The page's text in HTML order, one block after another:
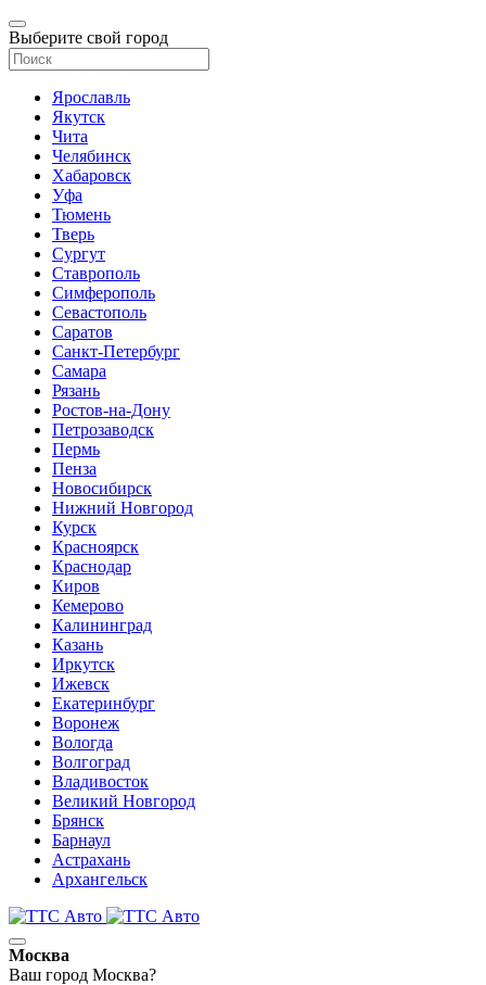
Выберите свой город
Ярославль
Якутск
Чита
Челябинск
Хабаровск
Уфа
Тюмень
Тверь
Сургут
Ставрополь
Симферополь
Севастополь
Саратов
Санкт-Петербург
Самара
Рязань
Ростов-на-Дону
Петрозаводск
Пермь
Пенза
Новосибирск
Нижний Новгород
Курск
Красноярск
Краснодар
Киров
Кемерово
Калининград
Казань
Иркутск
Ижевск
Екатеринбург
Воронеж
Вологда
Волгоград
Владивосток
Великий Новгород
Брянск
Барнаул
Астрахань
Архангельск
Москва
Ваш город Москва?